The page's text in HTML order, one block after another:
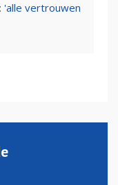
'alle vertrouwen